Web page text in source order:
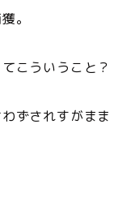
。
こういうこと？
ずされすがまま